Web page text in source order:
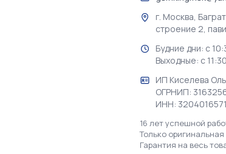
г. Москва,
строение 2,
Будние дни: с
Выходные: с
ИП Киселева
ОГРНИП:
ИНН:
16 лет успешной
Только
Гарантия на весь